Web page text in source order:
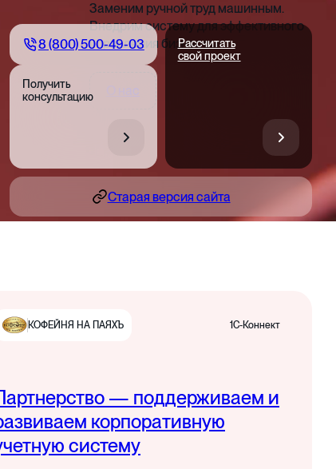
8 (800) 500-49-03
Получить
консультацию
Рассчитать
свой проект
Старая версия сайта
Заменим ручной труд машинным.
Внедрим систему для эффективного
управления бизнесом
О нас
КОФЕЙНЯ НА ПАЯХЪ 1С-Коннект
— поддерживаем и
корпоративную
систему